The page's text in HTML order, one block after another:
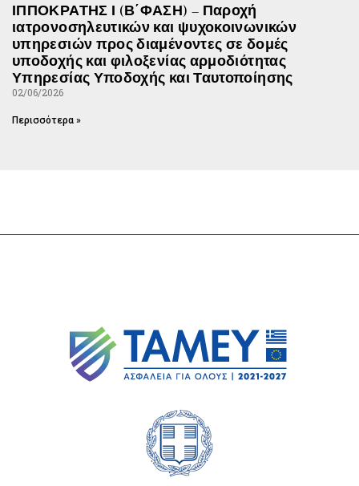
ΙΠΠΟΚΡΑΤΗΣ Ι (Β΄ΦΑΣΗ) – Παροχή
ιατρονοσηλευτικών και ψυχοκοινωνικών
υπηρεσιών προς διαμένοντες σε δομές
υποδοχής και φιλοξενίας αρμοδιότητας
Υπηρεσίας Υποδοχής και Ταυτοποίησης
02/06/2026
Περισσότερα »